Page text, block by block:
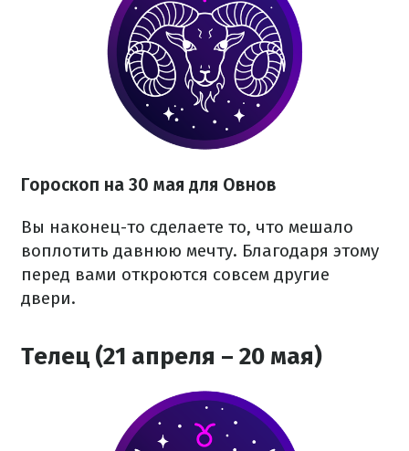
Гороскоп на 30 мая для Овнов
Вы наконец-то сделаете то, что мешало
воплотить давнюю мечту. Благодаря этому
перед вами откроются совсем другие
двери.
Телец (21 апреля – 20 мая)